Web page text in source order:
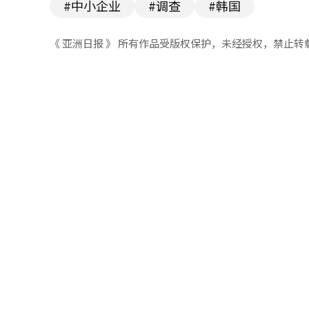
#中小企业 #调查 #韩国
《 亚洲日报 》 所有作品受版权保护，未经授权，禁止转